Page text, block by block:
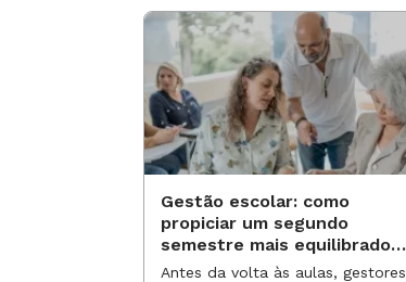
Gestão escolar: como
propiciar um segundo
semestre mais equilibrado
para os professores?
Antes da volta às aulas, gestores